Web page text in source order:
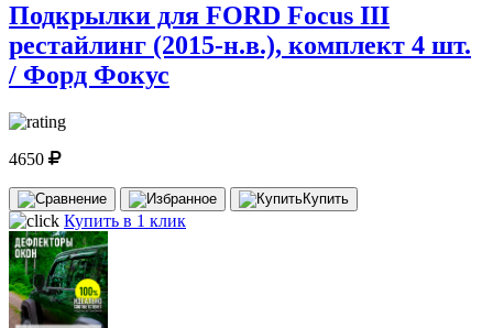
Подкрылки для FORD Focus III
рестайлинг (2015-н.в.), комплект 4 шт.
/ Форд Фокус
4650
Купить
Купить в 1 клик